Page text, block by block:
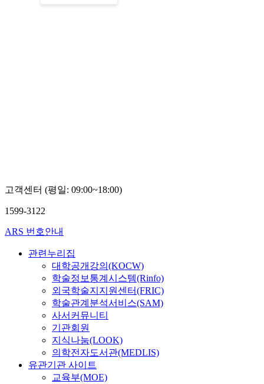
고객센터 (평일: 09:00~18:00)
1599-3122
ARS 번호안내
관련누리집
대학공개강의(KOCW)
학술정보통계시스템(Rinfo)
외국학술지지원센터(FRIC)
학술관계분석서비스(SAM)
사서커뮤니티
기관회원
지식나눔(LOOK)
의학전자도서관(MEDLIS)
유관기관 사이트
교육부(MOE)